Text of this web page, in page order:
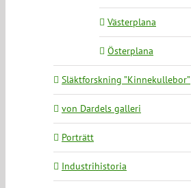
Västerplana
Österplana
Släktforskning ”Kinnekullebor”
von Dardels galleri
Porträtt
Industrihistoria